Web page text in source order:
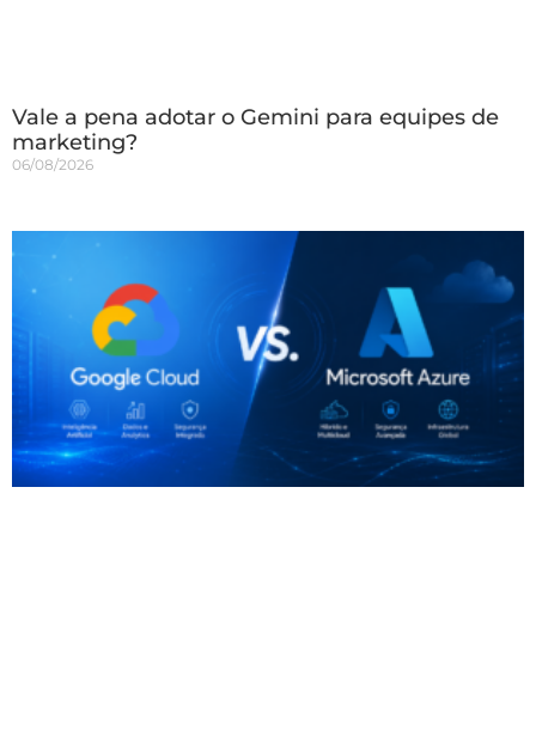
Vale a pena adotar o Gemini para equipes de
marketing?
06/08/2026